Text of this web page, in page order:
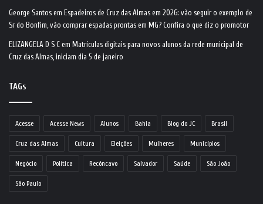
George Santos em Espadeiros de Cruz das Almas em 2026: vão seguir o exemplo de
Sr do Bonfim, vão comprar espadas prontas em MG? Confira o que diz o promotor
ELIZANGELA D S C em Matrículas digitais para novos alunos da rede municipal de
Cruz das Almas, iniciam dia 5 de janeiro
TAGs
Acesse Acesse News Alunos Bahia Blog do JC Brasil
Cruz das Almas Cultura Eleições Mulheres Municípios
Negócio Política Recôncavo Salvador Saúde São João
São Paulo